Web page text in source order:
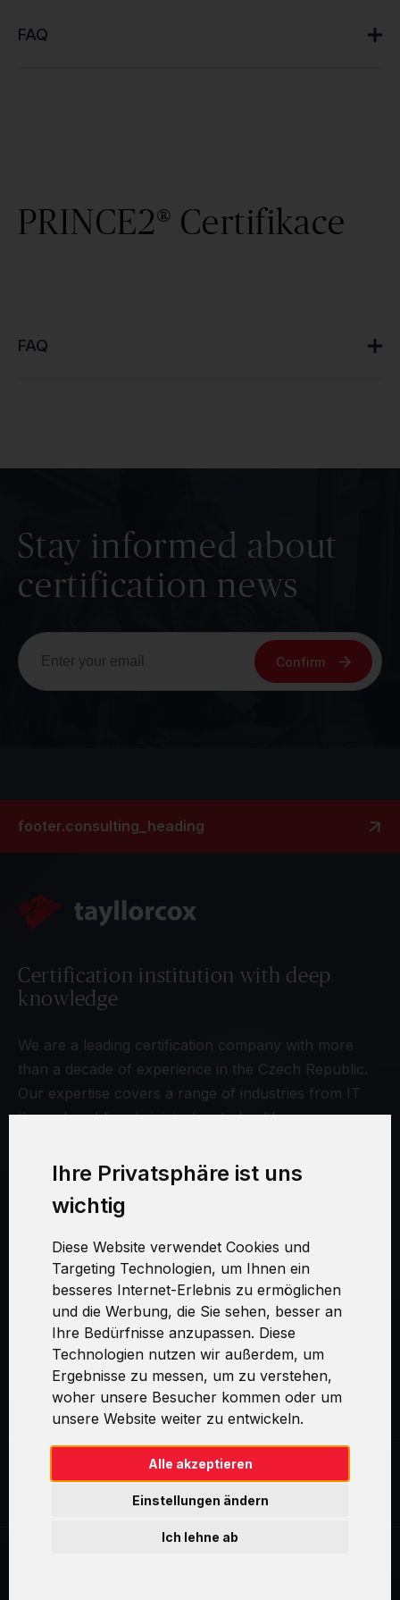
Ihre Privatsphäre ist uns
wichtig
Diese Website verwendet Cookies und
Targeting Technologien, um Ihnen ein
besseres Internet-Erlebnis zu ermöglichen
und die Werbung, die Sie sehen, besser an
Ihre Bedürfnisse anzupassen. Diese
Technologien nutzen wir außerdem, um
Ergebnisse zu messen, um zu verstehen,
woher unsere Besucher kommen oder um
unsere Website weiter zu entwickeln.
Alle akzeptieren
Ich lehne ab
Einstellungen ändern
FAQ
PRINCE2® Certifikace
FAQ
Stay informed about
certification news
Confirm
footer.consulting_heading
Certification institution with deep
knowledge
We are a leading certification company with more
than a decade of experience in the Czech Republic.
Our expertise covers a range of industries from IT
through public administration to healthcare.
MAIN MENU
TAYLLORCOX
COURSES
CERTIFICATIONS
SOCIAL NETWORKS
FAQ